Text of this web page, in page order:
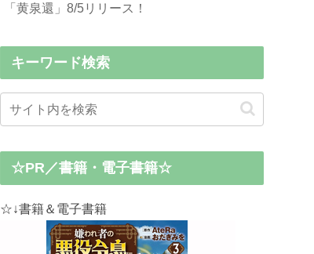
「黄泉還」8/5リリース！
キーワード検索
☆PR／書籍・電子書籍☆
☆↓書籍＆電子書籍